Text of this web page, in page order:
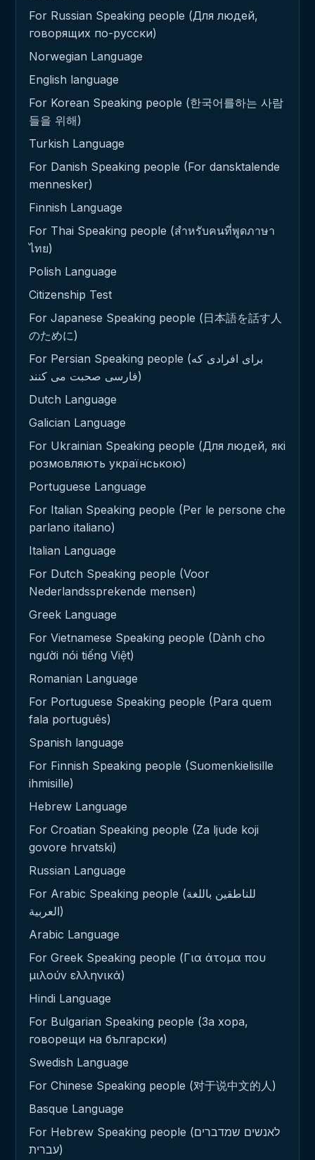
For Russian Speaking people (Для людей,
говорящих по-русски)
Norwegian Language
English language
For Korean Speaking people (한국어를하는 사람
들을 위해)
Turkish Language
For Danish Speaking people (For dansktalende
mennesker)
Finnish Language
For Thai Speaking people (สำหรับคนที่พูดภาษา
ไทย)
Polish Language
Citizenship Test
For Japanese Speaking people (日本語を話す人
のために)
For Persian Speaking people (برای افرادی که
فارسی صحبت می کنند)
Dutch Language
Galician Language
For Ukrainian Speaking people (Для людей, які
розмовляють українською)
Portuguese Language
For Italian Speaking people (Per le persone che
parlano italiano)
Italian Language
For Dutch Speaking people (Voor
Nederlandssprekende mensen)
Greek Language
For Vietnamese Speaking people (Dành cho
người nói tiếng Việt)
Romanian Language
For Portuguese Speaking people (Para quem
fala português)
Spanish language
For Finnish Speaking people (Suomenkielisille
ihmisille)
Hebrew Language
For Croatian Speaking people (Za ljude koji
govore hrvatski)
Russian Language
For Arabic Speaking people (للناطقين باللغة
العربية)
Arabic Language
For Greek Speaking people (Για άτομα που
μιλούν ελληνικά)
Hindi Language
For Bulgarian Speaking people (За хора,
говорещи на български)
Swedish Language
For Chinese Speaking people (对于说中文的人)
Basque Language
For Hebrew Speaking people (לאנשים שמדברים
עברית)